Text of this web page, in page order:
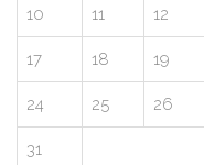
10 11 12
17 18 19
24 25 26
31